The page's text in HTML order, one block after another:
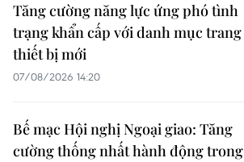
Tăng cường năng lực ứng phó tình
trạng khẩn cấp với danh mục trang
thiết bị mới
07/08/2026 14:20
Bế mạc Hội nghị Ngoại giao: Tăng
cường thống nhất hành động trong